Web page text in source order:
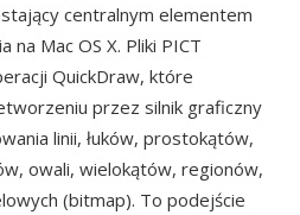
centralnym elementem
na Mac OS X. Pliki PICT
QuickDraw, które
przez silnik graficzny
linii, łuków, prostokątów,
owali, wielokątów, regionów,
(bitmap). To podejście